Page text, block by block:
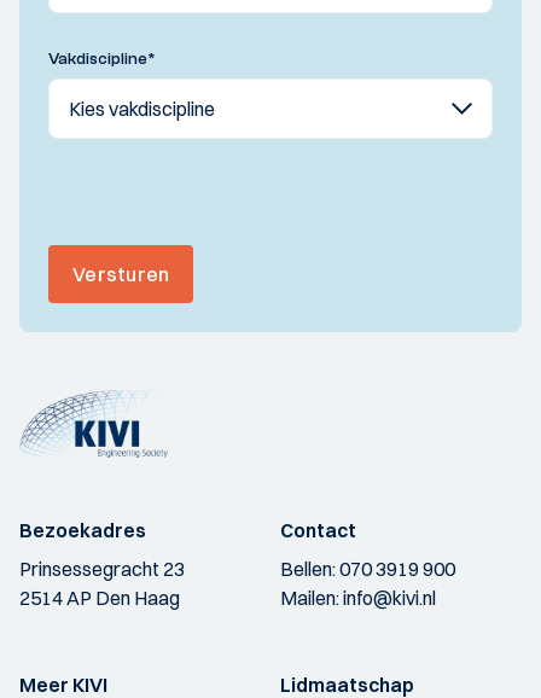
Vakdiscipline*
Versturen
Bezoekadres
Prinsessegracht 23
2514 AP Den Haag
Contact
Bellen:070 3919 900
Mailen:info@kivi.nl
Meer KIVI
Lidmaatschap